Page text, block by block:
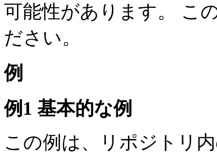
可能性があります。 こ
ださい。
例
例1 基本的な例
この例は、リポジトリ